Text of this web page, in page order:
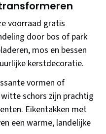
voorraad gratis
door bos of park
mos en bessen
kerstdecoratie.
vormen of
schors zijn prachtig
Eikentakken met
een warme, landelijke